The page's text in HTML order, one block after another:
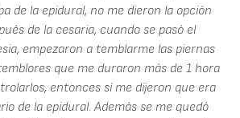
de la epidural, no me dieron la opción
de la cesaria, cuando se pasó el
empezaron a temblarme las piernas
que me duraron más de 1 hora
entonces sí me dijeron que era
de la epidural. Además se me quedó